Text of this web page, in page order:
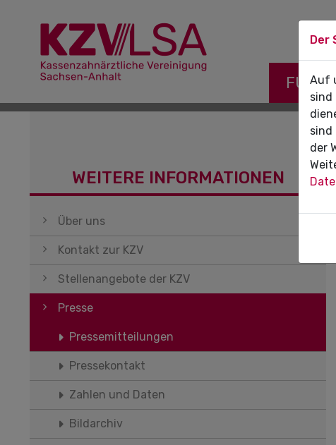
FÜR
WEITERE INFORMATIONEN
Navigation überspringen
Über uns
Kontakt zur KZV
Stellenangebote der KZV
Presse
Pressemitteilungen
Pressekontakt
Zahlen und Daten
Bildarchiv
Der
Auf
sind
sind
der